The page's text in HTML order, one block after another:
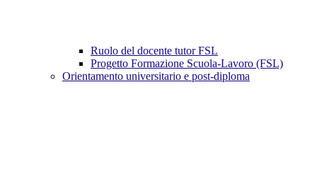
Ruolo del docente tutor FSL
Progetto Formazione Scuola-Lavoro (FSL)
Orientamento universitario e post-diploma